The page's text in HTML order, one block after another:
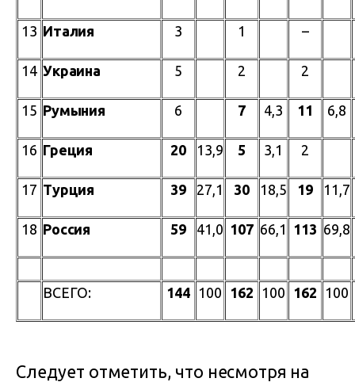
13 Италия 3 1 –
14 Украина 5 2 2
15 Румыния 6 7 4,3 11 6,8
16 Греция 20 13,9 5 3,1 2
17 Турция 39 27,1 30 18,5 19 11,7
18 Россия 59 41,0 107 66,1 113 69,8
ВСЕГО: 144 100 162 100 162 100
Следует отметить, что несмотря на